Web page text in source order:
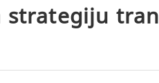
strategiju